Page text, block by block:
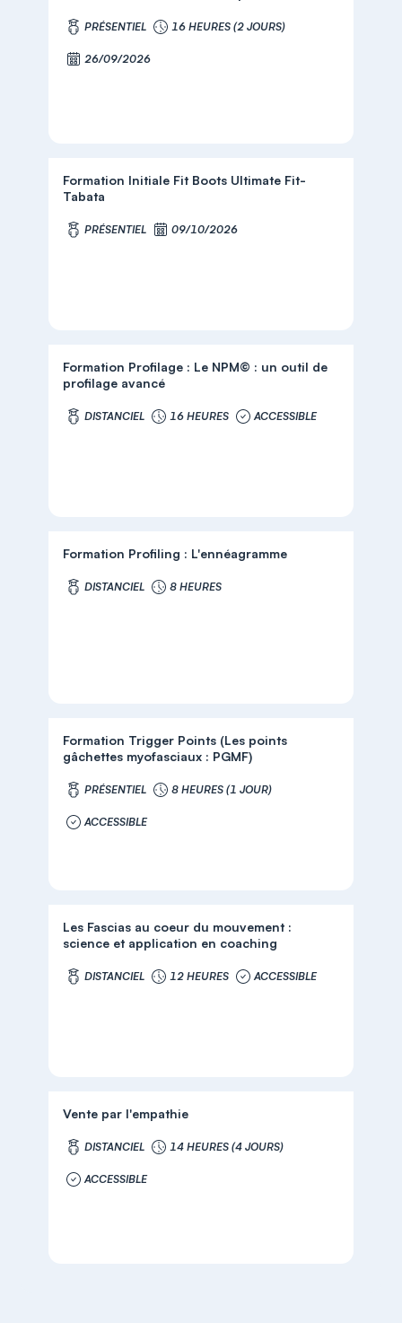
PRÉSENTIEL 16 HEURES (2 JOURS)
26/09/2026
Formation Initiale Fit Boots Ultimate Fit-
Tabata
PRÉSENTIEL 09/10/2026
Formation Profilage : Le NPM© : un outil de
profilage avancé
DISTANCIEL 16 HEURES ACCESSIBLE
Formation Profiling : L'ennéagramme
DISTANCIEL 8 HEURES
Formation Trigger Points (Les points
gâchettes myofasciaux : PGMF)
PRÉSENTIEL 8 HEURES (1 JOUR)
ACCESSIBLE
Les Fascias au coeur du mouvement :
science et application en coaching
DISTANCIEL 12 HEURES ACCESSIBLE
Vente par l'empathie
DISTANCIEL 14 HEURES (4 JOURS)
ACCESSIBLE